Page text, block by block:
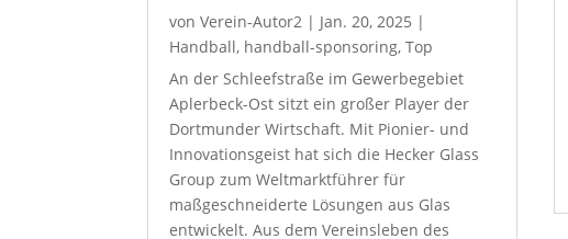
vonVerein-Autor2 | Jan. 20, 2025 |
Handball, handball-sponsoring,Top
An der Schleefstraße im Gewerbegebiet
Aplerbeck-Ost sitzt ein großer Player der
Dortmunder Wirtschaft. Mit Pionier- und
Innovationsgeist hat sich die Hecker Glass
Group zum Weltmarktführer für
maßgeschneiderte Lösungen aus Glas
entwickelt. Aus dem Vereinsleben des